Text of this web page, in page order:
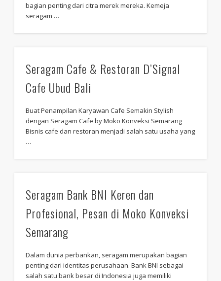
bagian penting dari citra merek mereka. Kemeja
seragam …
Seragam Cafe & Restoran D’Signal
Cafe Ubud Bali
Buat Penampilan Karyawan Cafe Semakin Stylish
dengan Seragam Cafe by Moko Konveksi Semarang
Bisnis cafe dan restoran menjadi salah satu usaha yang
…
Seragam Bank BNI Keren dan
Profesional, Pesan di Moko Konveksi
Semarang
Dalam dunia perbankan, seragam merupakan bagian
penting dari identitas perusahaan. Bank BNI sebagai
salah satu bank besar di Indonesia juga memiliki